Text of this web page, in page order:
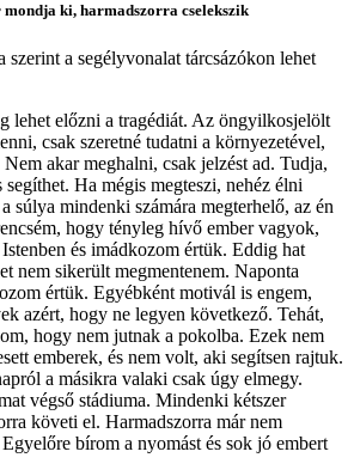
ki, harmadszorra cselekszik
szerint a segélyvonalat tárcsázókon lehet
lehet előzni a tragédiát. Az öngyilkosjelölt
csak szeretné tudatni a környezetével,
akar meghalni, csak jelzést ad. Tudja,
Ha mégis megteszi, nehéz élni
súlya mindenki számára megterhelő, az én
hogy tényleg hívő ember vagyok,
és imádkozom értük. Eddig hat
nem sikerült megmentenem. Naponta
értük. Egyébként motivál is engem,
azért, hogy ne legyen következő. Tehát,
hogy nem jutnak a pokolba. Ezek nem
emberek, és nem volt, aki segítsen rajtuk.
a másikra valaki csak úgy elmegy.
végső stádiuma. Mindenki kétszer
követi el. Harmadszorra már nem
bírom a nyomást és sok jó embert